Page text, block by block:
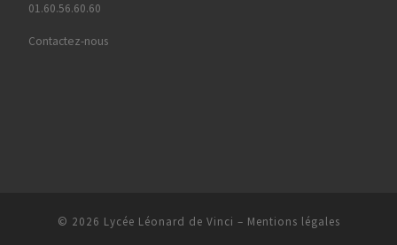
01.60.56.60.60
Contactez-nous
© 2026 Lycée Léonard de Vinci – Mentions légales